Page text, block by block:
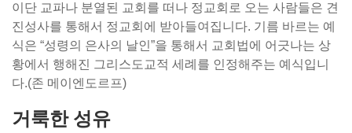
이단 교파나 분열된 교회를 떠나 정교회로 오는 사람들은 견
진성사를 통해서 정교회에 받아들여집니다. 기름 바르는 예
식은 “성령의 은사의 날인”을 통해서 교회법에 어긋나는 상
황에서 행해진 그리스도교적 세례를 인정해주는 예식입니
다.(존 메이엔도르프)
거룩한 성유